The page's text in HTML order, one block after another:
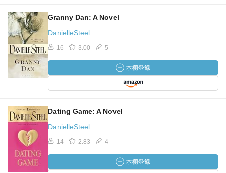
Granny Dan: A Novel
DanielleSteel
16 3.00 5
Dating Game: A Novel
DanielleSteel
14 2.83 4